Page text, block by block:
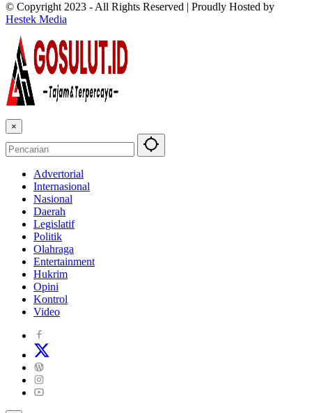
© Copyright 2023 - All Rights Reserved | Proudly Hosted by
Hestek Media
×
Advertorial
Internasional
Nasional
Daerah
Legislatif
Politik
Olahraga
Entertainment
Hukrim
Opini
Kontrol
Video